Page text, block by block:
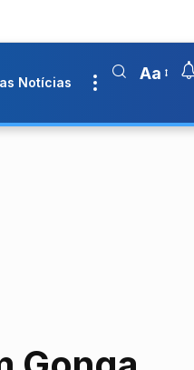
Notícias Aa